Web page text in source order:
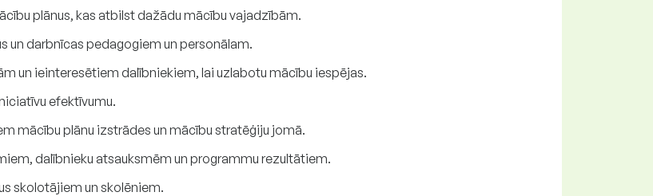
plānus, kas atbilst dažādu mācību vajadzībām.
un darbnīcas pedagogiem un personālam.
un ieinteresētiem dalībniekiem, lai uzlabotu mācību iespējas.
efektīvumu.
mācību plānu izstrādes un mācību stratēģiju jomā.
dalībnieku atsauksmēm un programmu rezultātiem.
skolotājiem un skolēniem.